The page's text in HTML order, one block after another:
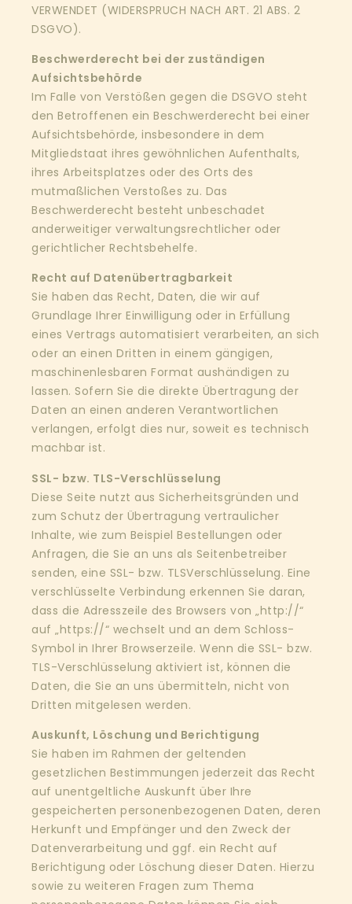
VERWENDET (WIDERSPRUCH NACH ART. 21 ABS. 2
DSGVO).
Beschwerderecht bei der zuständigen
Aufsichtsbehörde
Im Falle von Verstößen gegen die DSGVO steht
den Betroffenen ein Beschwerderecht bei einer
Aufsichtsbehörde, insbesondere in dem
Mitgliedstaat ihres gewöhnlichen Aufenthalts,
ihres Arbeitsplatzes oder des Orts des
mutmaßlichen Verstoßes zu. Das
Beschwerderecht besteht unbeschadet
anderweitiger verwaltungsrechtlicher oder
gerichtlicher Rechtsbehelfe.
Recht auf Datenübertragbarkeit
Sie haben das Recht, Daten, die wir auf
Grundlage Ihrer Einwilligung oder in Erfüllung
eines Vertrags automatisiert verarbeiten, an sich
oder an einen Dritten in einem gängigen,
maschinenlesbaren Format aushändigen zu
lassen. Sofern Sie die direkte Übertragung der
Daten an einen anderen Verantwortlichen
verlangen, erfolgt dies nur, soweit es technisch
machbar ist.
SSL- bzw. TLS-Verschlüsselung
Diese Seite nutzt aus Sicherheitsgründen und
zum Schutz der Übertragung vertraulicher
Inhalte, wie zum Beispiel Bestellungen oder
Anfragen, die Sie an uns als Seitenbetreiber
senden, eine SSL- bzw. TLSVerschlüsselung. Eine
verschlüsselte Verbindung erkennen Sie daran,
dass die Adresszeile des Browsers von „http://“
auf „https://“ wechselt und an dem Schloss-
Symbol in Ihrer Browserzeile. Wenn die SSL- bzw.
TLS-Verschlüsselung aktiviert ist, können die
Daten, die Sie an uns übermitteln, nicht von
Dritten mitgelesen werden.
Auskunft, Löschung und Berichtigung
Sie haben im Rahmen der geltenden
gesetzlichen Bestimmungen jederzeit das Recht
auf unentgeltliche Auskunft über Ihre
gespeicherten personenbezogenen Daten, deren
Herkunft und Empfänger und den Zweck der
Datenverarbeitung und ggf. ein Recht auf
Berichtigung oder Löschung dieser Daten. Hierzu
sowie zu weiteren Fragen zum Thema